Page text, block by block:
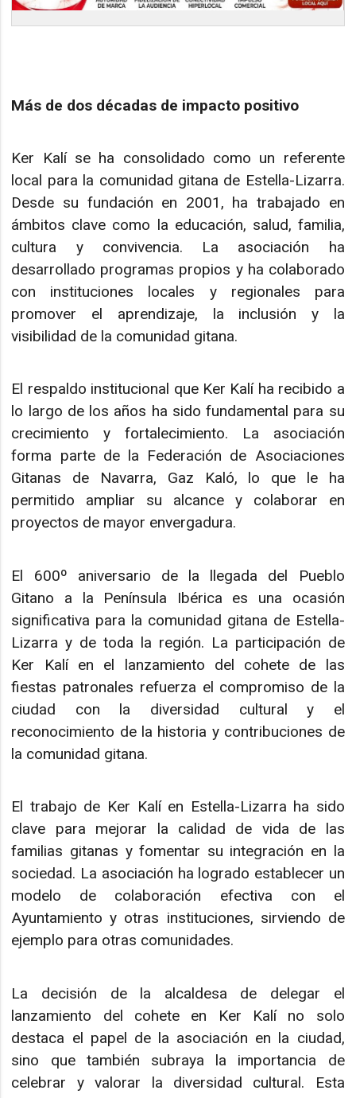
Más de dos décadas de impacto positivo
Ker Kalí se ha consolidado como un referente
local para la comunidad gitana de Estella-Lizarra.
Desde su fundación en 2001, ha trabajado en
ámbitos clave como la educación, salud, familia,
cultura y convivencia. La asociación ha
desarrollado programas propios y ha colaborado
con instituciones locales y regionales para
promover el aprendizaje, la inclusión y la
visibilidad de la comunidad gitana.
El respaldo institucional que Ker Kalí ha recibido a
lo largo de los años ha sido fundamental para su
crecimiento y fortalecimiento. La asociación
forma parte de la Federación de Asociaciones
Gitanas de Navarra, Gaz Kaló, lo que le ha
permitido ampliar su alcance y colaborar en
proyectos de mayor envergadura.
El 600º aniversario de la llegada del Pueblo
Gitano a la Península Ibérica es una ocasión
significativa para la comunidad gitana de Estella-
Lizarra y de toda la región. La participación de
Ker Kalí en el lanzamiento del cohete de las
fiestas patronales refuerza el compromiso de la
ciudad con la diversidad cultural y el
reconocimiento de la historia y contribuciones de
la comunidad gitana.
El trabajo de Ker Kalí en Estella-Lizarra ha sido
clave para mejorar la calidad de vida de las
familias gitanas y fomentar su integración en la
sociedad. La asociación ha logrado establecer un
modelo de colaboración efectiva con el
Ayuntamiento y otras instituciones, sirviendo de
ejemplo para otras comunidades.
La decisión de la alcaldesa de delegar el
lanzamiento del cohete en Ker Kalí no solo
destaca el papel de la asociación en la ciudad,
sino que también subraya la importancia de
celebrar y valorar la diversidad cultural. Esta